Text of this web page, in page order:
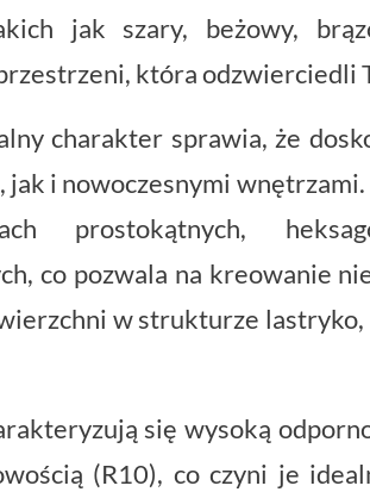
jak szary, beżowy,
która odzwierciedli
charakter sprawia, że
jak i nowoczesnymi
prostokątnych,
co pozwala na kreowanie
w strukturze
się wysoką
(R10), co czyni je